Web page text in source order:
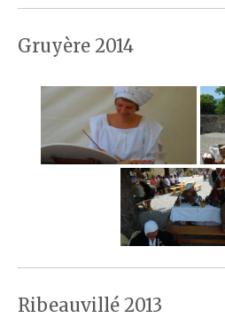
Gruyère 2014
Ribeauvillé 2013